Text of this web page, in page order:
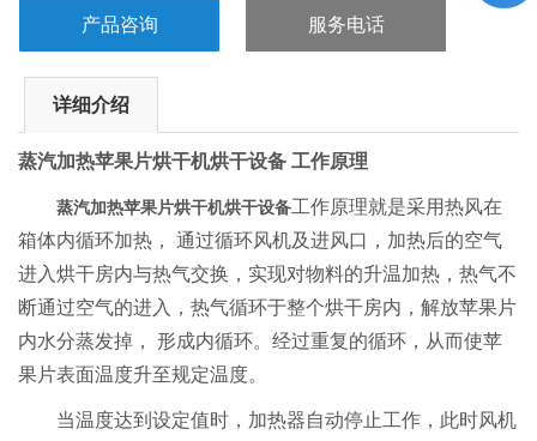
产品咨询 服务电话
详细介绍
蒸汽加热苹果片烘干机烘干设备工作原理
蒸汽加热苹果片烘干机烘干设备工作原理就是采用热风在
箱体内循环加热，
通过循环风机及进风口，加热后的空气
进入烘干房内与热气交换，实现对物料的升温加热，热气不
断通过空气的进入，热气循环于整个烘干房内，解放苹果片
内水分蒸发掉，
形成内循环。经过重复的循环，从而使苹
果片表面温度升至规定温度。
当温度达到设定值时，加热器自动停止工作，此时风机